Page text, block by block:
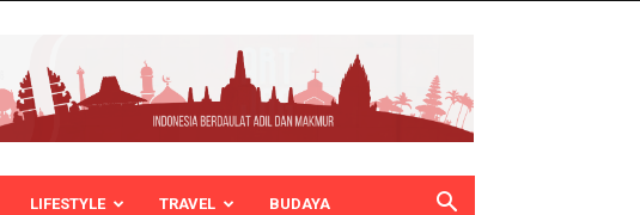
LIFESTYLE TRAVEL BUDAYA